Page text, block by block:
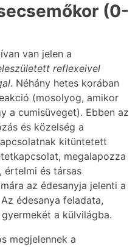
(0-
van jelen a
reflexeivel
. Néhány hetes korában
(mosolyog, amikor
a cumisüveget). Ebben az
és közelség a
kitüntetett
megalapozza
értelmi és társas
az édesanyja jelenti a
édesanya feladata,
a külvilágba.
megjelennek a